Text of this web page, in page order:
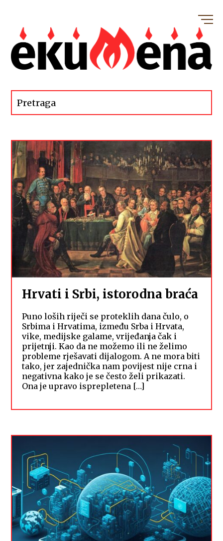
Hrvati i Srbi, istorodna braća
Puno loših riječi se proteklih dana čulo, o
Srbima i Hrvatima, između Srba i Hrvata,
vike, medijske galame, vrijeđanja čak i
prijetnji. Kao da ne možemo ili ne želimo
probleme rješavati dijalogom. A ne mora biti
tako, jer zajednička nam povijest nije crna i
negativna kako je se često želi prikazati.
Ona je upravo isprepletena […]